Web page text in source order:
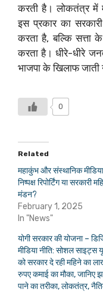
करती है। लोकतंत्र में
इस प्रकार का
करता है, बल्कि सत्ता
करता है। धीरे-धीरे
भाजपा के खिलाफ
0
Related
महाकुंभ और संस्थानिक
निष्पक्ष रिपोर्टिंग या सरकारी
मंडन?
February 1, 2025
In "News"
योगी सरकार की योजना –
मीडिया नीति: सोशल साइट्स
को सरकार दे रही महिने का
रुपए कमाई का मौका, जानिए
पाने का तरीका, लोकतंत्र,